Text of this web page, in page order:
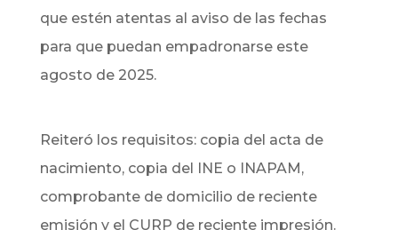
que estén atentas al aviso de las fechas
para que puedan empadronarse este
agosto de 2025.
Reiteró los requisitos: copia del acta de
nacimiento, copia del INE o INAPAM,
comprobante de domicilio de reciente
emisión y el CURP de reciente impresión.